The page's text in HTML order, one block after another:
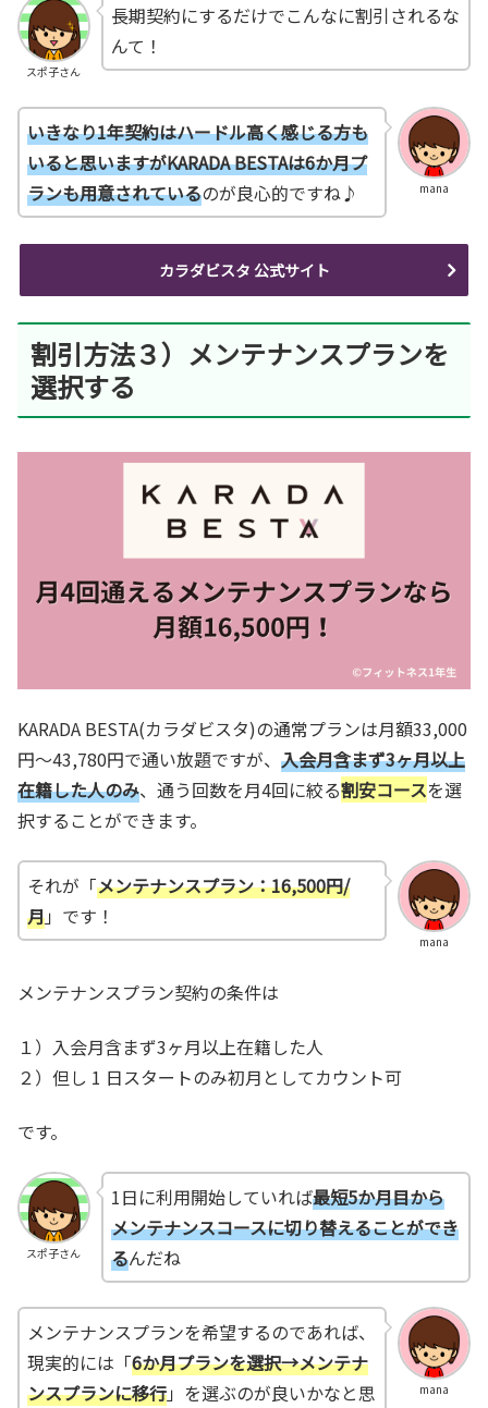
スポ子さん
長期契約にするだけでこんなに割引されるな
んて！
mana
いきなり1年契約はハードル高く感じる方も
いると思いますがKARADA BESTAは6か月プ
ランも用意されているのが良心的ですね♪
カラダビスタ 公式サイト
割引方法３）メンテナンスプランを
選択する
KARADA BESTA(カラダビスタ)の通常プランは月額33,000
円～43,780円で通い放題ですが、 入会月含まず3ヶ月以上
在籍した人のみ、通う回数を月4回に絞る割安コースを選
択することができます。
mana
それが「メンテナンスプラン：16,500円/
月」です！
メンテナンスプラン契約の条件は
１）入会月含まず3ヶ月以上在籍した人
２）但し 1 日スタートのみ初月としてカウント可
です。
スポ子さん
1日に利用開始していれば最短5か月目から
メンテナンスコースに切り替えることができ
るんだね
mana
メンテナンスプランを希望するのであれば、
現実的には「6か月プランを選択→メンテナ
ンスプランに移行」を選ぶのが良いかなと思